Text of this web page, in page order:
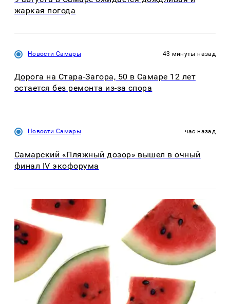
жаркая погода
Новости Самары 43 минуты назад
Дорога на Стара-Загора, 50 в Самаре 12 лет
остается без ремонта из-за спора
Новости Самары час назад
Самарский «Пляжный дозор» вышел в очный
финал IV экофорума